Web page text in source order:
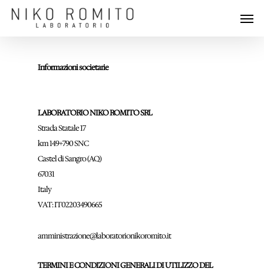
Informazioni societarie
LABORATORIO NIKO ROMITO SRL
Strada Statale 17
km 149+790 SNC
Castel di Sangro (AQ)
67031
Italy
VAT: IT02203490665
amministrazione@laboratorionikoromito.it
TERMINI E CONDIZIONI GENERALI DI UTILIZZO DEL